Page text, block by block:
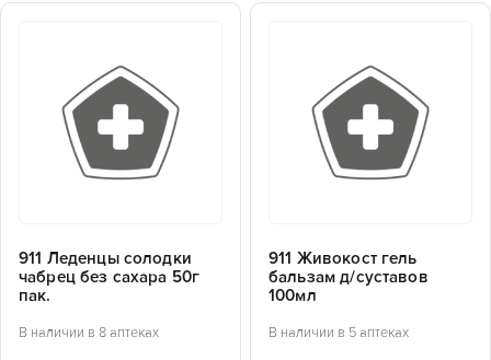
911 Леденцы солодки
чабрец без сахара 50г
пак.
В наличии в 8 аптеках
911 Живокост гель
бальзам д/суставов
100мл
В наличии в 5 аптеках